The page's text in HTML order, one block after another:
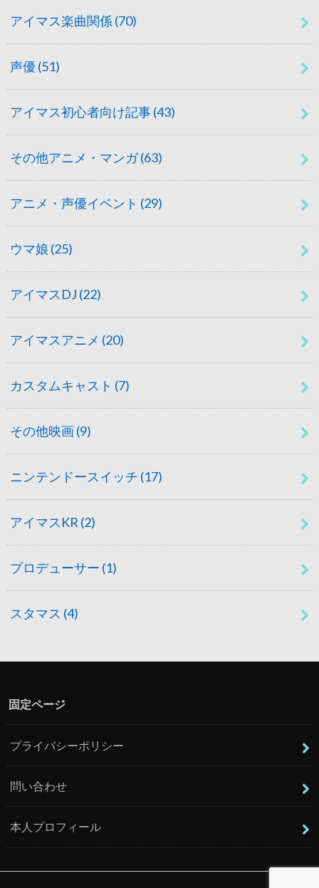
アイマス楽曲関係 (70)
声優 (51)
アイマス初心者向け記事(43)
その他アニメ・マンガ(63)
アニメ・声優イベント (29)
ウマ娘 (25)
アイマスDJ (22)
アイマスアニメ (20)
カスタムキャスト (7)
その他映画(9)
ニンテンドースイッチ (17)
アイマスKR (2)
プロデューサー (1)
スタマス (4)
固定ページ
プライバシーポリシー
問い合わせ
本人プロフィール